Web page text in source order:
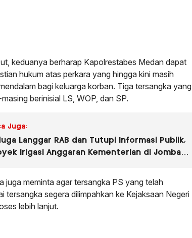
keduanya berharap Kapolrestabes Medan dapat
hukum atas perkara yang hingga kini masih
bagi keluarga korban. Tiga tersangka yang
berinisial LS, WOP, dan SP.
Juga:
Langgar RAB dan Tutupi Informasi Publik,
Irigasi Anggaran Kementerian di Jombang
juga meminta agar tersangka PS yang telah
tersangka segera dilimpahkan ke Kejaksaan Negeri
lebih lanjut.